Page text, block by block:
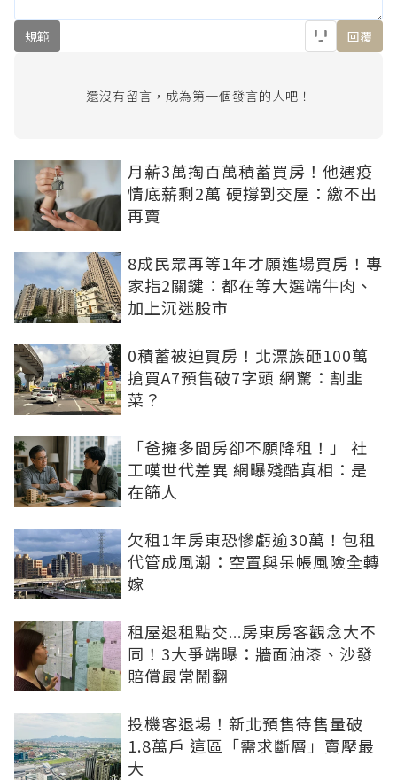
規範 回覆
還沒有留言，成為第一個發言的人吧！
月薪3萬掏百萬積蓄買房！他遇疫
情底薪剩2萬 硬撐到交屋：繳不出
再賣
8成民眾再等1年才願進場買房！專
家指2關鍵：都在等大選端牛肉、
加上沉迷股市
0積蓄被迫買房！北漂族砸100萬
搶買A7預售破7字頭 網驚：割韭
菜？
「爸擁多間房卻不願降租！」 社
工嘆世代差異 網曝殘酷真相：是
在篩人
欠租1年房東恐慘虧逾30萬！包租
代管成風潮：空置與呆帳風險全轉
嫁
租屋退租點交...房東房客觀念大不
同！3大爭端曝：牆面油漆、沙發
賠償最常鬧翻
投機客退場！新北預售待售量破
1.8萬戶 這區「需求斷層」賣壓最
大